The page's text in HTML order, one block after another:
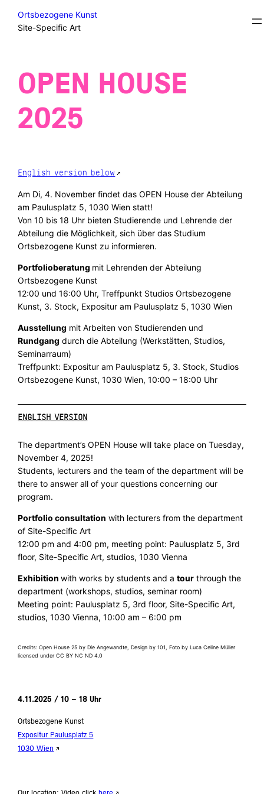
SkipApplication/Portfolio
OPEN HOUSE
2025
English version below
Am Di, 4. November findet das OPEN House der Abteilung
am Paulusplatz 5, 1030 Wien statt!
Von 10 bis 18 Uhr bieten Studierende und Lehrende der
Abteilung die Möglichkeit, sich über das Studium
Ortsbezogene Kunst zu informieren.
Portfolioberatung mit Lehrenden der Abteilung
Ortsbezogene Kunst
12:00 und 16:00 Uhr, Treffpunkt Studios Ortsbezogene
Kunst, 3. Stock, Expositur am Paulusplatz 5, 1030 Wien
Ausstellung mit Arbeiten von Studierenden und
Rundgang durch die Abteilung (Werkstätten, Studios,
Seminarraum)
Treffpunkt: Expositur am Paulusplatz 5, 3. Stock, Studios
Ortsbezogene Kunst, 1030 Wien, 10:00 – 18:00 Uhr
ENGLISH VERSION
The department’s OPEN House will take place on Tuesday,
November 4, 2025!
Students, lecturers and the team of the department will be
there to answer all of your questions concerning our
program.
Portfolio consultation with lecturers from the department
of Site-Specific Art
12:00 pm and 4:00 pm, meeting point: Paulusplatz 5, 3rd
floor, Site-Specific Art, studios, 1030 Vienna
Exhibitionwith works by students and atour through the
department (workshops, studios, seminar room)
Meeting point: Paulusplatz 5, 3rd floor, Site-Specific Art,
studios, 1030 Vienna, 10:00 am – 6:00 pm
Credits: Open House 25 by Die Angewandte, Design by 101, Foto by Luca Celine Müller
licensed under CC BY NC ND 4.0
4.11.2025 / 10 – 18 Uhr
Ortsbezogene Kunst
Expositur Paulusplatz 5
1030 Wien
Ortsbezogene Kunst
Site-Specific Art